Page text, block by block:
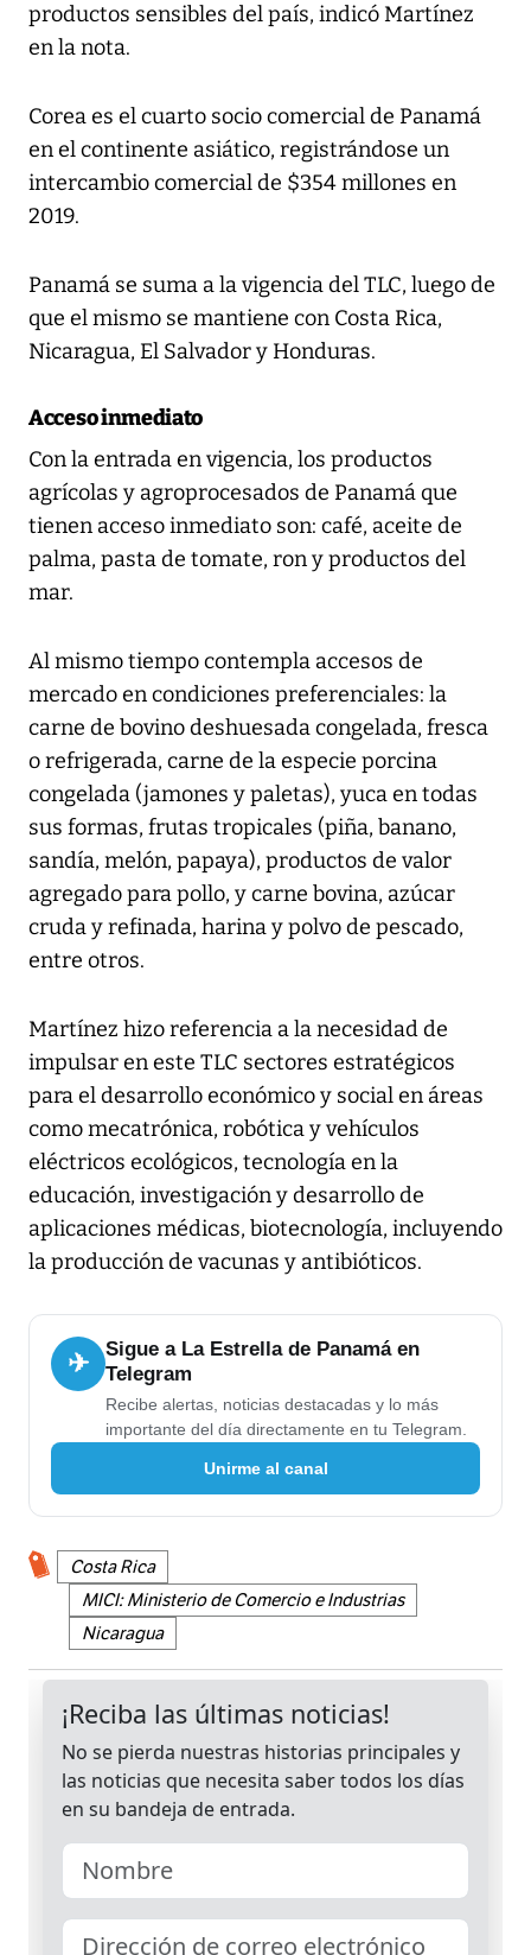
productos sensibles del país, indicó Martínez
en la nota.
Corea es el cuarto socio comercial de Panamá
en el continente asiático, registrándose un
intercambio comercial de $354 millones en
2019.
Panamá se suma a la vigencia del TLC, luego de
que el mismo se mantiene con Costa Rica,
Nicaragua, El Salvador y Honduras.
Acceso inmediato
Con la entrada en vigencia, los productos
agrícolas y agroprocesados de Panamá que
tienen acceso inmediato son: café, aceite de
palma, pasta de tomate, ron y productos del
mar.
Al mismo tiempo contempla accesos de
mercado en condiciones preferenciales: la
carne de bovino deshuesada congelada, fresca
o refrigerada, carne de la especie porcina
congelada (jamones y paletas), yuca en todas
sus formas, frutas tropicales (piña, banano,
sandía, melón, papaya), productos de valor
agregado para pollo, y carne bovina, azúcar
cruda y refinada, harina y polvo de pescado,
entre otros.
Martínez hizo referencia a la necesidad de
impulsar en este TLC sectores estratégicos
para el desarrollo económico y social en áreas
como mecatrónica, robótica y vehículos
eléctricos ecológicos, tecnología en la
educación, investigación y desarrollo de
aplicaciones médicas, biotecnología, incluyendo
la producción de vacunas y antibióticos.
✈
Sigue a La Estrella de Panamá en
Telegram
Recibe alertas, noticias destacadas y lo más
importante del día directamente en tu Telegram.
Unirme al canal
Costa Rica
MICI: Ministerio de Comercio e Industrias
Nicaragua